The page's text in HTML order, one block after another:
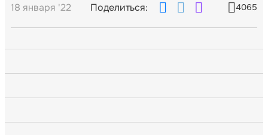
18 января '22 Поделиться: 4065